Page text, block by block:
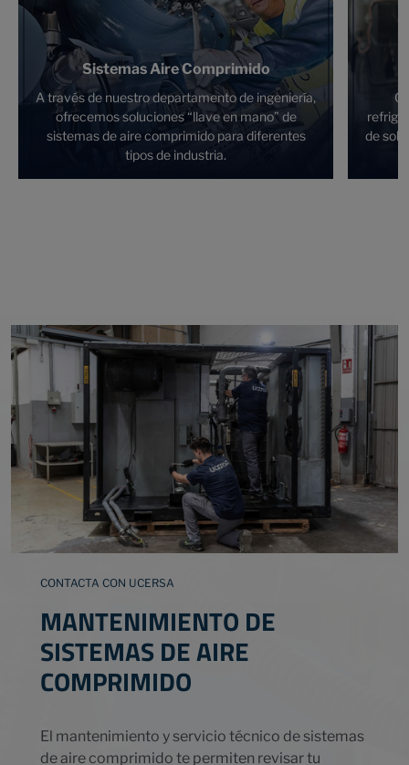
Sistemas Aire Comprimido
A través de nuestro departamento de ingeniería,
ofrecemos soluciones “llave en mano” de
sistemas de aire comprimido para diferentes
tipos de industria.
de
CONTACTA CON UCERSA
MANTENIMIENTO DE
SISTEMAS DE AIRE
COMPRIMIDO
El mantenimiento y servicio técnico de sistemas
de aire comprimido te permiten revisar tu